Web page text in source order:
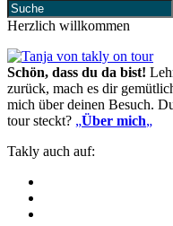
Herzlich willkommen
Schön, dass du da bist!
zurück, mach es dir
mich über deinen Besuch.
tour steckt? „Über mich„
Takly auch auf: